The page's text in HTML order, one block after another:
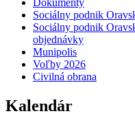
Dokumenty
Sociálny podnik
Sociálny podnik
objednávky
Munipolis
Voľby 2026
Civilná obrana
Kalendár